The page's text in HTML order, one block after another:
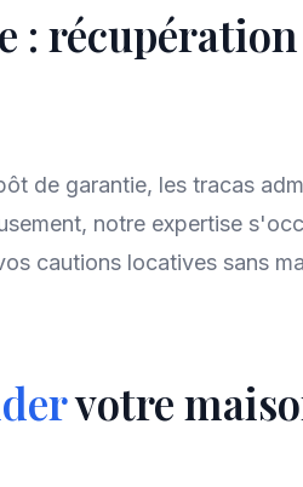
de garantie, les tracas
notre expertise
cautions locatives sans
votre